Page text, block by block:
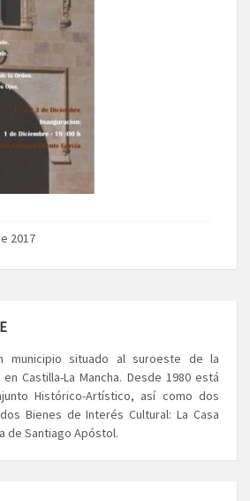
2017
municipio situado al suroeste de la
Castilla-La Mancha. Desde 1980 está
Histórico-Artístico, así como dos
Bienes de Interés Cultural: La Casa
de Santiago Apóstol.